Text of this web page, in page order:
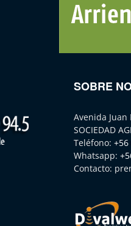
SOBRE
Avenida
SOCIEDAD
Teléfono: +56
Whatsapp:
Contacto: